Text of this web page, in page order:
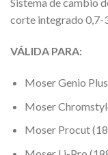
Sistema de cambio
corte integrado 0,7-
VÁLIDA PARA:
Moser Genio
Moser
Moser Procut